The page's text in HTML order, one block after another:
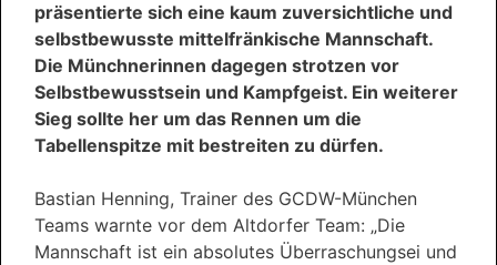
präsentierte sich eine kaum zuversichtliche und
selbstbewusste mittelfränkische Mannschaft.
Die Münchnerinnen dagegen strotzen vor
Selbstbewusstsein und Kampfgeist. Ein weiterer
Sieg sollte her um das Rennen um die
Tabellenspitze mit bestreiten zu dürfen.
Bastian Henning, Trainer des GCDW-München
Teams warnte vor dem Altdorfer Team: „Die
Mannschaft ist ein absolutes Überraschungsei und